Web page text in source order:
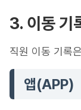
3. 이동 기
직원 이동 기록
앱(APP)